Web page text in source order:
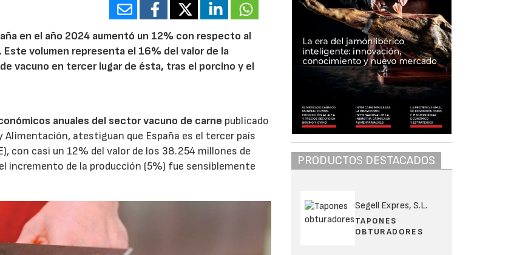
en el año 2024 aumentó un 12% con respecto al
volumen representa el 16% del valor de la
vacuno en tercer lugar de ésta, tras el porcino y el
anuales del sector vacuno de carne publicado
Alimentación, atestiguan que España es el tercer país
con casi un 12% del valor de los 38.254 millones de
incremento de la producción (5%) fue sensiblemente
PRODUCTOS DESTACADOS
Segell Expres, S.L.
TAPONES
OBTURADORES